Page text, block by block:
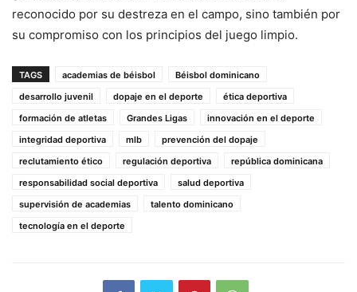
reconocido por su destreza en el campo, sino también por
su compromiso con los principios del juego limpio.
TAGS academias de béisbol
Béisbol dominicano
desarrollo juvenil
dopaje en el deporte
ética deportiva
formación de atletas
Grandes Ligas
innovación en el deporte
integridad deportiva
mlb
prevención del dopaje
reclutamiento ético
regulación deportiva
república dominicana
responsabilidad social deportiva
salud deportiva
supervisión de academias
talento dominicano
tecnología en el deporte